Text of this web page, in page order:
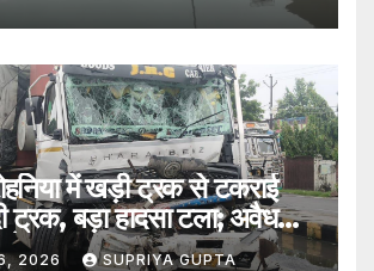
में खड़ी ट्रक से टकराई
ट्रक, बड़ा हादसा टला; अवैध
सवाल
2026 SUPRIYA GUPTA